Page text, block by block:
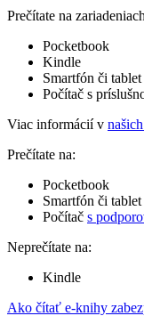
Prečítate na
Pocketbook
Kindle
Smartfón či
Počítač s
Viac informácií v
Prečítate na:
Pocketbook
Smartfón či tablet
Počítač s
Neprečítate na:
Kindle
Ako čítať e-knihy